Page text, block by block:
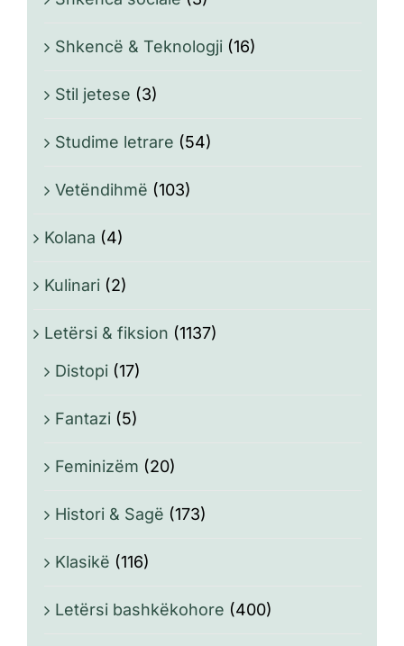
Shkencë & Teknologji (16)
Stil jetese (3)
Studime letrare (54)
Vetëndihmë (103)
Kolana (4)
Kulinari (2)
Letërsi & fiksion (1137)
Distopi (17)
Fantazi (5)
Feminizëm (20)
Histori & Sagë (173)
Klasikë (116)
Letërsi bashkëkohore (400)